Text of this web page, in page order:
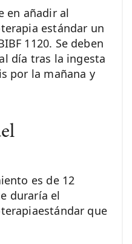
en añadir al
estándar un
1120. Se deben
día tras la ingesta
por la mañana y
es de 12
duraría el
que